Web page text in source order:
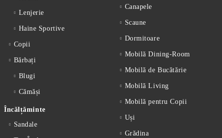
Lenjerie
Haine Sportive
Copii
Bărbați
Blugi
Cămăși
Încălțăminte
Sandale
Canapele
Scaune
Dormitoare
Mobilă Dining-Room
Mobilă de Bucătărie
Mobilă Living
Mobilă pentru Copii
Uși
Grădina